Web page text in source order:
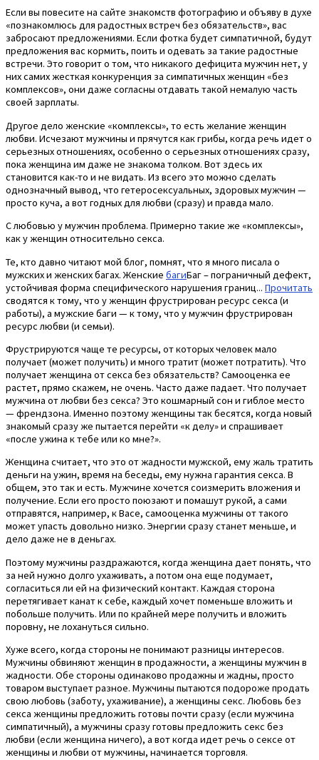
Если вы повесите на сайте знакомств фотографию и объяву в духе
«познакомлюсь для радостных встреч без обязательств», вас
забросают предложениями. Если фотка будет симпатичной, будут
предложения вас кормить, поить и одевать за такие радостные
встречи. Это говорит о том, что никакого дефицита мужчин нет, у
них самих жесткая конкуренция за симпатичных женщин «без
комплексов», они даже согласны отдавать такой немалую часть
своей зарплаты.
Другое дело женские «комплексы», то есть желание женщин
любви. Исчезают мужчины и прячутся как грибы, когда речь идет о
серьезных отношениях, особенно о серьезных отношениях сразу,
пока женщина им даже не знакома толком. Вот здесь их
становится как-то и не видать. Из всего это можно сделать
однозначный вывод, что гетеросексуальных, здоровых мужчин —
просто куча, а вот годных для любви (сразу) и правда мало.
С любовью у мужчин проблема. Примерно такие же «комплексы»,
как у женщин относительно секса.
Те, кто давно читают мой блог, помнят, что я много писала о
мужских и женских багах. Женские багиБаг – пограничный дефект,
устойчивая форма специфического нарушения границ... Прочитать
сводятся к тому, что у женщин фрустрирован ресурс секса (и
работы), а мужские баги — к тому, что у мужчин фрустрирован
ресурс любви (и семьи).
Фрустрируются чаще те ресурсы, от которых человек мало
получает (может получить) и много тратит (может потратить). Что
получает женщина от секса без обязательств? Самооценка ее
растет, прямо скажем, не очень. Часто даже падает. Что получает
мужчина от любви без секса? Это кошмарный сон и гиблое место
— френдзона. Именно поэтому женщины так бесятся, когда новый
знакомый сразу же пытается перейти «к делу» и спрашивает
«после ужина к тебе или ко мне?».
Женщина считает, что это от жадности мужской, ему жаль тратить
деньги на ужин, время на беседы, ему нужна гарантия секса. В
общем, это так и есть. Мужчине хочется соизмерить вложения и
получение. Если его просто поюзают и помашут рукой, а сами
отправятся, например, к Васе, самооценка мужчины от такого
может упасть довольно низко. Энергии сразу станет меньше, и
дело даже не в деньгах.
Поэтому мужчины раздражаются, когда женщина дает понять, что
за ней нужно долго ухаживать, а потом она еще подумает,
согласиться ли ей на физический контакт. Каждая сторона
перетягивает канат к себе, каждый хочет поменьше вложить и
побольше получить. Или по крайней мере получить и вложить
поровну, не лохануться сильно.
Хуже всего, когда стороны не понимают разницы интересов.
Мужчины обвиняют женщин в продажности, а женщины мужчин в
жадности. Обе стороны одинаково продажны и жадны, просто
товаром выступает разное. Мужчины пытаются подороже продать
свою любовь (заботу, ухаживание), а женщины секс. Любовь без
секса женщины предложить готовы почти сразу (если мужчина
симпатичный), а мужчины сразу готовы предложить секс без
любви (если женщина ничего), а вот когда идет речь о сексе от
женщины и любви от мужчины, начинается торговля.